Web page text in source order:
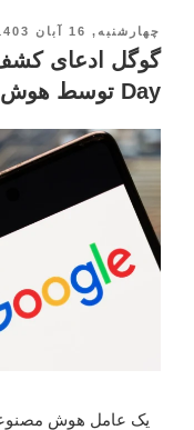
چهارشنبه, 16 آبان 1403, ساعت 0:05
Day توسط هوش مصنوعی را مطرح کرد
یک عامل هوش